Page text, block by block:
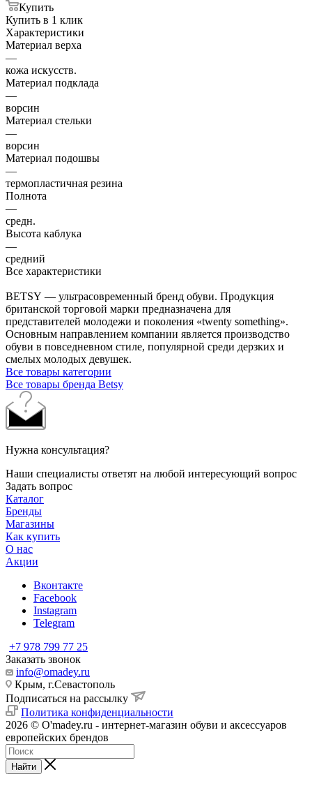
Купить
Купить в 1 клик
Характеристики
Материал верха
—
кожа искусств.
Материал подклада
—
ворсин
Материал стельки
—
ворсин
Материал подошвы
—
термопластичная резина
Полнота
—
средн.
Высота каблука
—
средний
Все характеристики
BETSY — ультрасовременный бренд обуви. Продукция
британской торговой марки предназначена для
представителей молодежи и поколения «twenty something».
Основным направлением компании является производство
обуви в повседневном стиле, популярной среди дерзких и
смелых молодых девушек.
Все товары категории
Все товары бренда Betsy
Нужна консультация?
Наши специалисты ответят на любой интересующий вопрос
Задать вопрос
Каталог
Бренды
Магазины
Как купить
О нас
Акции
Вконтакте
Facebook
Instagram
Telegram
+7 978 799 77 25
Заказать звонок
info@omadey.ru
Крым, г.Севастополь
Подписаться на рассылку
Политика конфиденциальности
2026 © O'madey.ru - интернет-магазин обуви и аксессуаров
европейских брендов
Найти